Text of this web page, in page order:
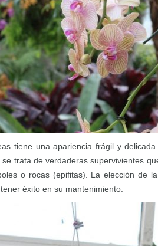
tiene una apariencia frágil y
trata de verdaderas supervivientes
o rocas (epifitas). La elección de
éxito en su mantenimiento.